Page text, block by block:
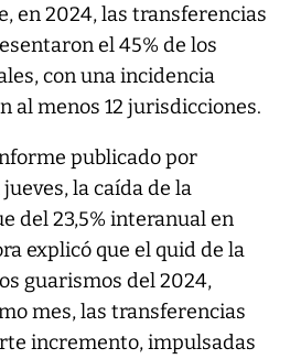
en 2024, las transferencias
el 45% de los
con una incidencia
al menos 12 jurisdicciones.
publicado por
la caída de la
del 23,5% interanual en
explicó que el quid de la
guarismos del 2024,
mes, las transferencias
incremento, impulsadas